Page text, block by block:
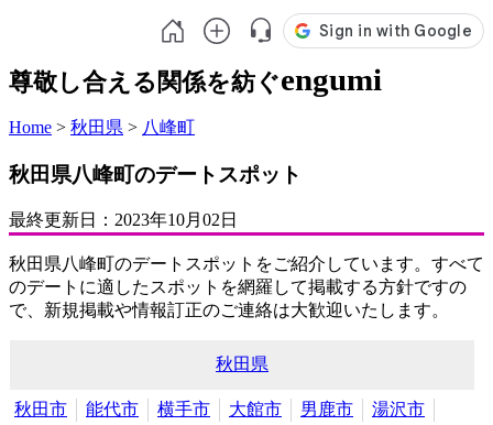
尊敬し合える関係を紡ぐengumi
Home > 秋田県 > 八峰町
秋田県八峰町のデートスポット
最終更新日： 2023年10月02日
秋田県八峰町のデートスポットをご紹介しています。すべて
のデートに適したスポットを網羅して掲載する方針ですの
で、新規掲載や情報訂正のご連絡は大歓迎いたします。
秋田県
秋田市 能代市 横手市 大館市 男鹿市
湯沢市